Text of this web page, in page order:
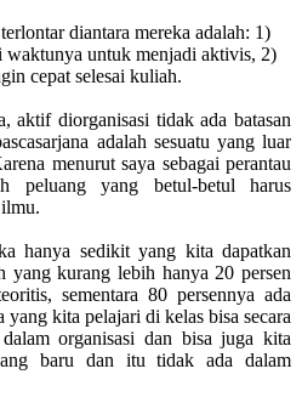
diantara mereka adalah: 1)
waktunya untuk menjadi aktivis, 2)
cepat selesai kuliah.
aktif diorganisasi tidak ada batasan
adalah sesuatu yang luar
menurut saya sebagai perantau
peluang yang betul-betul harus
hanya sedikit yang kita dapatkan
yang kurang lebih hanya 20 persen
sementara 80 persennya ada
yang kita pelajari di kelas bisa secara
organisasi dan bisa juga kita
baru dan itu tidak ada dalam